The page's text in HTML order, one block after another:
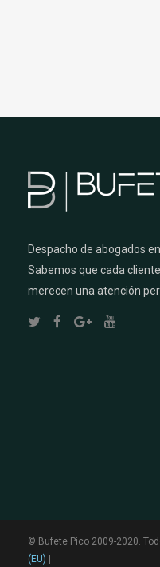
Despacho de abogados
Sabemos que cada
merecen una atención
© Bufete Pico 2009-2020.
(EU)